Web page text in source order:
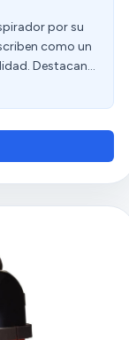
por su
como un
Destacan
lo que se